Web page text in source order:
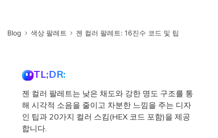
Blog 색상 팔레트 젠 컬러 팔레트: 16진수 코드 및 팁
TL;DR:
젠 컬러 팔레트는 낮은 채도와 강한 명도 구조를 통
해 시각적 소음을 줄이고 차분한 느낌을 주는 디자
인 팁과 20가지 컬러 스킴(HEX 코드 포함)을 제공
합니다.